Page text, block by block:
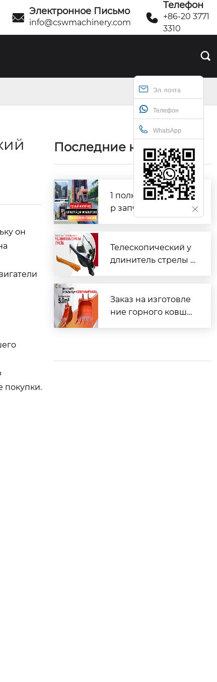

Электронное Письмо
info@cswmachinery.com 
Телефон
+86-20 3771
3310

Эл. почта
Телефон
WhatsApp
он
покупки.
Последние новости
1 полный контейне
р запчастей для экс
каваторов! Направл
Телескопический у
длинитель стрелы э
Заказ на изготовле
ние горного ковша
олнен